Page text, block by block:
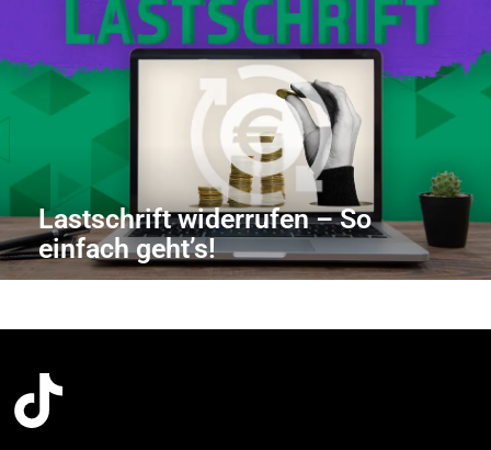
Lastschrift widerrufen – So
einfach geht’s!